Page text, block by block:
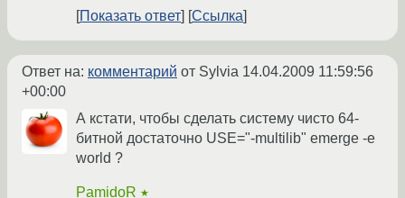
Показать ответ
Ссылка
Ответ на: комментарий от Sylvia 14.04.2009 11:59:56
+00:00
А кстати, чтобы сделать систему чисто 64-
битной достаточно USE="-multilib" emerge -e
world ?
PamidoR ★